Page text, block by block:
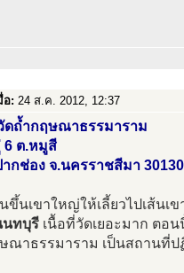
อ: 24 ส.ค. 2012, 12:37
ดถ้ำกฤษณาธรรมาราม
6 ต.หมูสี
ากช่อง จ.นครราชสีมา 30130
ขึ้นเขาใหญ่ให้เลี้ยวไปเส้นเ
นทบุรี เนื้อที่วัดเยอะมาก ตอ
ณาธรรมาราม เป็นสถานที่